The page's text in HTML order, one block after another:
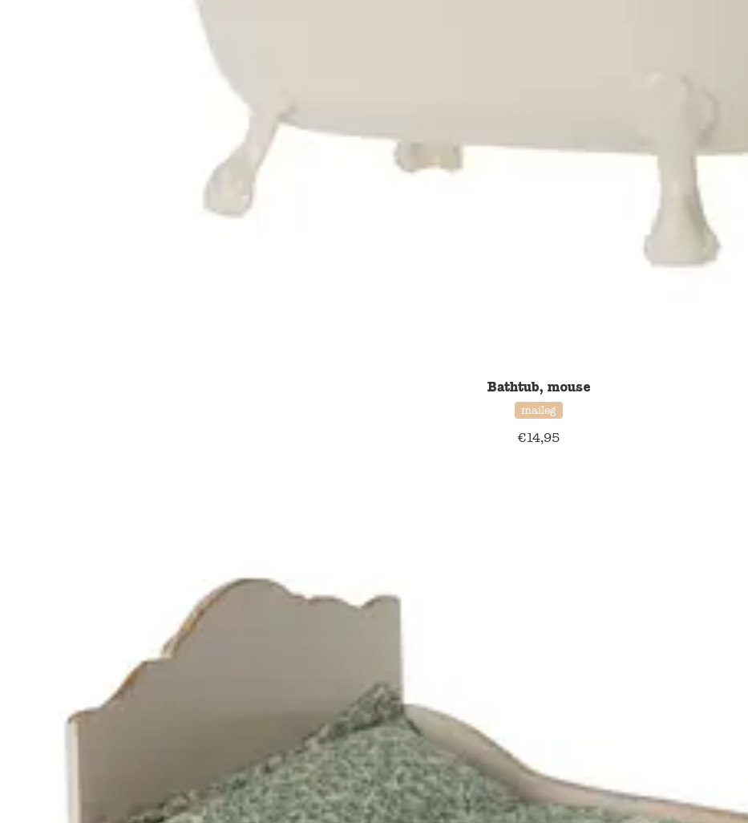
Bathtub, mouse
maileg
€14,95